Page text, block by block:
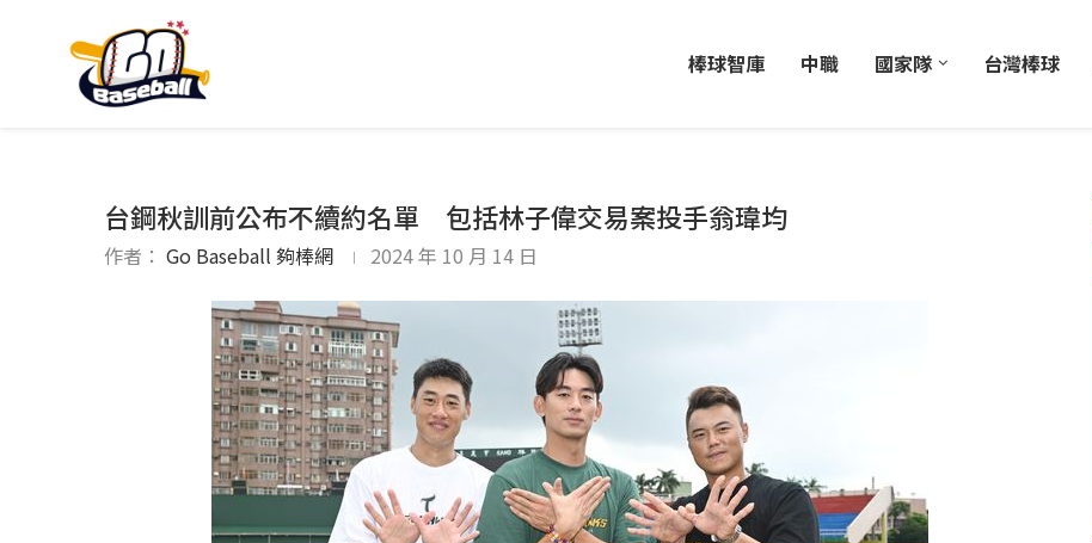
棒球智庫 中職 國家隊 台灣棒球
台鋼秋訓前公布不續約名單 包括林子偉交易案投手翁瑋均
作者： Go Baseball 夠棒網 2024 年 10 月 14 日